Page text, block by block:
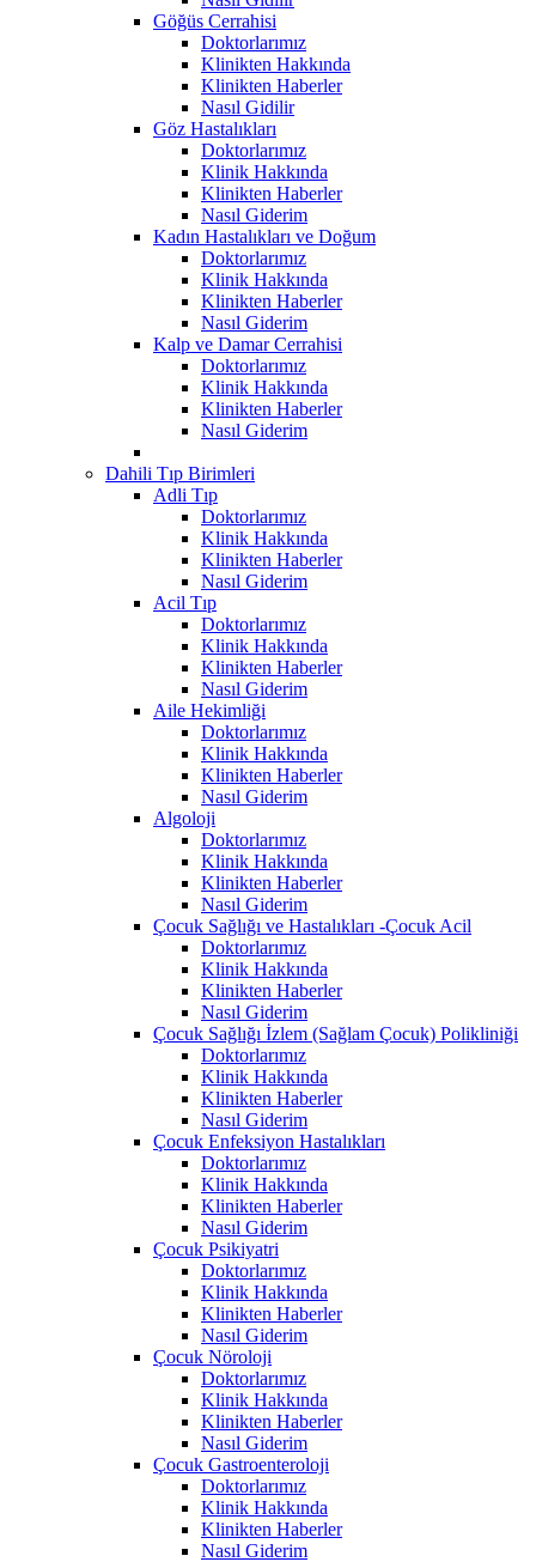
Göğüs Cerrahisi
Doktorlarımız
Klinikten Hakkında
Klinikten Haberler
Nasıl Gidilir
Göz Hastalıkları
Doktorlarımız
Klinik Hakkında
Klinikten Haberler
Nasıl Giderim
Kadın Hastalıkları ve Doğum
Doktorlarımız
Klinik Hakkında
Klinikten Haberler
Nasıl Giderim
Kalp ve Damar Cerrahisi
Doktorlarımız
Klinik Hakkında
Klinikten Haberler
Nasıl Giderim
Dahili Tıp Birimleri
Adli Tıp
Doktorlarımız
Klinik Hakkında
Klinikten Haberler
Nasıl Giderim
Acil Tıp
Doktorlarımız
Klinik Hakkında
Klinikten Haberler
Nasıl Giderim
Aile Hekimliği
Doktorlarımız
Klinik Hakkında
Klinikten Haberler
Nasıl Giderim
Algoloji
Doktorlarımız
Klinik Hakkında
Klinikten Haberler
Nasıl Giderim
Çocuk Sağlığı ve Hastalıkları -Çocuk Acil
Doktorlarımız
Klinik Hakkında
Klinikten Haberler
Nasıl Giderim
Çocuk Sağlığı İzlem (Sağlam Çocuk) Polikliniği
Doktorlarımız
Klinik Hakkında
Klinikten Haberler
Nasıl Giderim
Çocuk Enfeksiyon Hastalıkları
Doktorlarımız
Klinik Hakkında
Klinikten Haberler
Nasıl Giderim
Çocuk Psikiyatri
Doktorlarımız
Klinik Hakkında
Klinikten Haberler
Nasıl Giderim
Çocuk Nöroloji
Doktorlarımız
Klinik Hakkında
Klinikten Haberler
Nasıl Giderim
Çocuk Gastroenteroloji
Doktorlarımız
Klinik Hakkında
Klinikten Haberler
Nasıl Giderim